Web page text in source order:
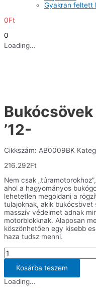
Gyakran feltett
0Ft
0
Loading...
’12-
Cikkszám: AB0009BK
216.292Ft
Nem csak
ahol a hagyományos
lehetetlen megoldani a
tulajoknak, akik bukócsövet
masszív védelmet adnak
motorblokknak. Alaposan
köszönhetően egy kisebb
haza tudsz menni.
Bukócsövek
Triumph
Trophy
'12-
mennyiség
Kosárba teszem
Loading...